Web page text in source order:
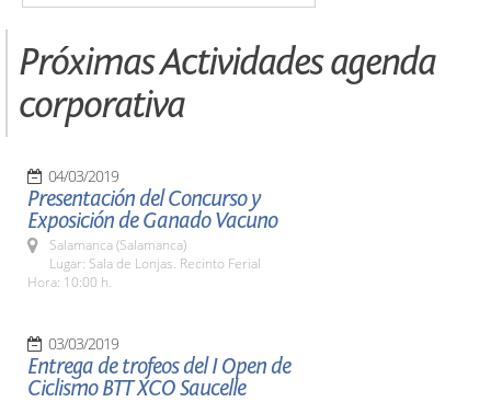
Próximas Actividades agenda
corporativa
04/03/2019
Presentación del Concurso y
Exposición de Ganado Vacuno
Salamanca (Salamanca)
Lugar: Sala de Lonjas. Recinto Ferial
Hora: 10:00 h.
03/03/2019
Entrega de trofeos del I Open de
Ciclismo BTT XCO Saucelle